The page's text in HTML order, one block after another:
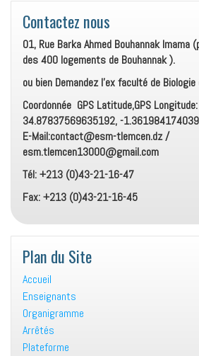
Contactez nous
01, Rue Barka Ahmed Bouhannak
des 400 logements de Bouhannak ).
ou bien Demandez l’ex faculté de Biologie
Coordonnée GPS Latitude,GPS Longitude:
34.87837569635192, -
E-Mail:contact@esm-tlemcen.dz /
esm.tlemcen13000@gmail.com
Tél: +213 (0)43-21-16-47
Fax: +213 (0)43-21-16-45
Plan du Site
Accueil
Enseignants
Organigramme
Arrêtés
Plateforme